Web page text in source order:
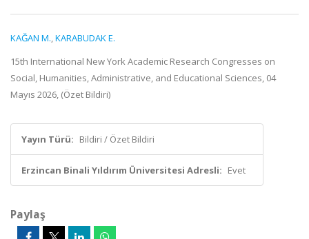
KAĞAN M.,KARABUDAK E.
15th International New York Academic Research Congresses on
Social, Humanities, Administrative, and Educational Sciences, 04
Mayıs 2026, (Özet Bildiri)
Yayın Türü: Bildiri / Özet Bildiri
Erzincan Binali Yıldırım Üniversitesi Adresli: Evet
Paylaş